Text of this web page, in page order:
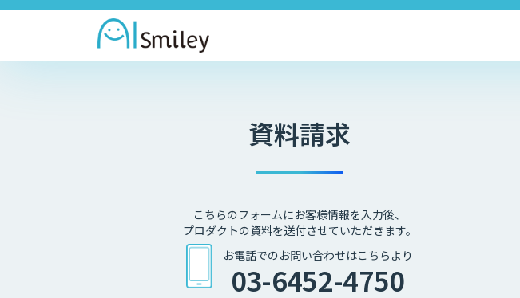
資料請求
こちらのフォームにお客様情報を入力後、
プロダクトの資料を送付させていただきます。
お電話でのお問い合わせはこちらより
03-6452-4750